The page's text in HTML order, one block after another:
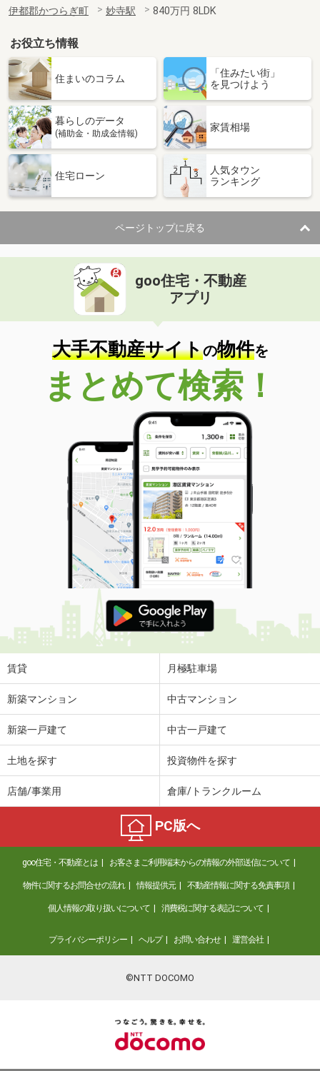
伊都郡かつらぎ町
妙寺駅 840万円 8LDK
お役立ち情報
住まいのコラム
「住みたい街」
を見つけよう
暮らしのデータ
(補助金・助成金情報)
家賃相場
住宅ローン
人気タウン
ランキング
ページトップに戻る
goo住宅・不動産
アプリ
大手不動産サイトの物件を
まとめて検索！
賃貸 月極駐車場
新築マンション 中古マンション
新築一戸建て 中古一戸建て
土地を探す 投資物件を探す
店舗/事業用 倉庫/トランクルーム
PC版へ
goo住宅・不動産とは お客さまご利用端末からの情報の外部送信について
物件に関するお問合せの流れ 情報提供元 不動産情報に関する免責事項
個人情報の取り扱いについて 消費税に関する表記について
プライバシーポリシー ヘルプ お問い合わせ 運営会社
©NTT DOCOMO